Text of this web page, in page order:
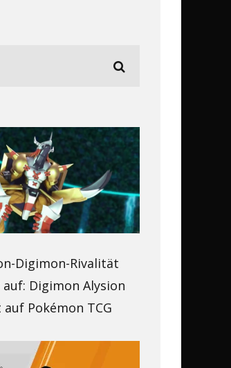
Digimon-Rivalität
Digimon Alysion
Pokémon TCG